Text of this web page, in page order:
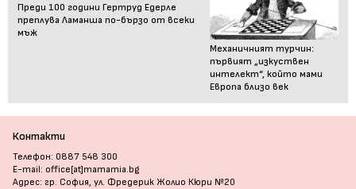
Преди 100 години Гертруд Едерле
преплува Ламанша по-бързо от всеки
мъж
Механичният турчин:
първият „изкуствен
интелект“, който мами
Европа близо век
Контакти
Телефон: 0887 548 300
E-mail: office[at]mamamia.bg
Адрес: гр. София, ул. Фредерик Жолио Кюри №20